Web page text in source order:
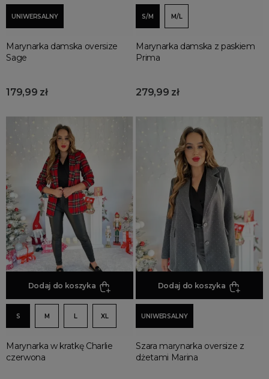
UNIWERSALNY
Marynarka damska oversize
Sage
179,99 zł
S/M M/L
Marynarka damska z paskiem
Prima
279,99 zł
Dodaj do koszyka
S M L XL
Marynarka w kratkę Charlie
czerwona
Dodaj do koszyka
UNIWERSALNY
Szara marynarka oversize z
dżetami Marina